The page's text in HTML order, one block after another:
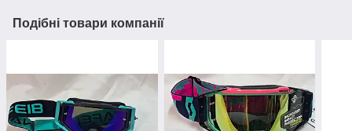
Подібні товари компанії